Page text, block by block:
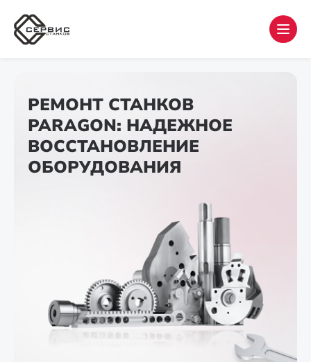
РЕМОНТ СТАНКОВ
PARAGON: НАДЕЖНОЕ
ВОССТАНОВЛЕНИЕ
ОБОРУДОВАНИЯ